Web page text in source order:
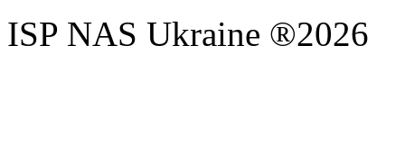
ISP NAS Ukraine ®2026